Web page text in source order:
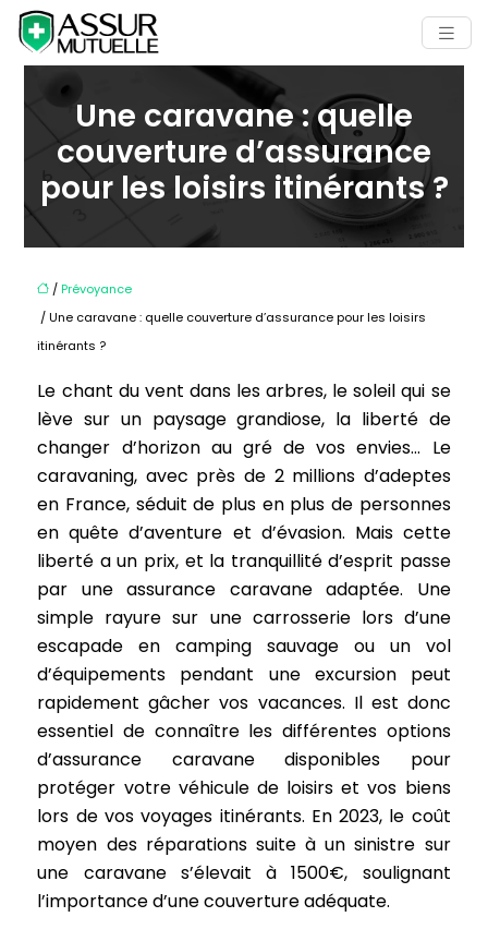
Une caravane : quelle
couverture d’assurance
pour les loisirs itinérants ?
/Prévoyance
/ Une caravane : quelle couverture d’assurance pour les loisirs
itinérants ?
Le chant du vent dans les arbres, le soleil qui se
lève sur un paysage grandiose, la liberté de
changer d’horizon au gré de vos envies… Le
caravaning, avec près de 2 millions d’adeptes
en France, séduit de plus en plus de personnes
en quête d’aventure et d’évasion. Mais cette
liberté a un prix, et la tranquillité d’esprit passe
par une assurance caravane adaptée. Une
simple rayure sur une carrosserie lors d’une
escapade en camping sauvage ou un vol
d’équipements pendant une excursion peut
rapidement gâcher vos vacances. Il est donc
essentiel de connaître les différentes options
d’assurance caravane disponibles pour
protéger votre véhicule de loisirs et vos biens
lors de vos voyages itinérants. En 2023, le coût
moyen des réparations suite à un sinistre sur
une caravane s’élevait à 1500€, soulignant
l’importance d’une couverture adéquate.